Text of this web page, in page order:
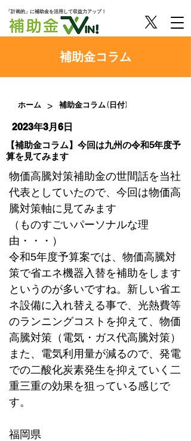
「計画的」に補助金を活用して収益力アップ！
​補助金コラム
ホーム > 補助金コラム (日付)
2023年3月6日
【補助金コラム】今回は九州の令和5年度予
算を見てみます
物価高騰対策補助金の世間話を当社
代表としていたので、今回は物価高
騰対策軸に見てみます
（ものすごいパーソナルな理
由・・・）
令和5年度予算案では、物価高騰対
策で省エネ機器入替を補助をします
というのが多いですね。新しい省エ
ネ設備に入れ替える事で、光熱費等
のランニングコストを抑えて、物価
高騰対策（電気・ガス代高騰対策）
また、電気利用量が減るので、発電
での二酸化炭素発生を抑えていく二
重三重の効果を狙っている感じで
す。
福岡県